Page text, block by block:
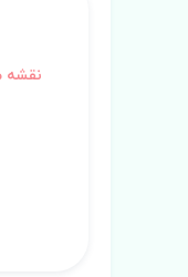
نقشه